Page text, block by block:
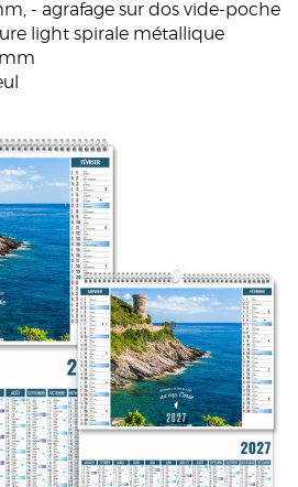
- agrafage sur dos vide-poche
light spirale métallique